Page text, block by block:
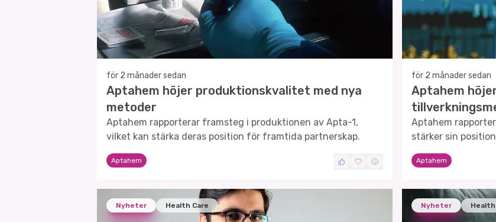
för 2 månader sedan
Aptahem höjer produktionskvalitet med nya
metoder
Aptahem rapporterar framsteg i produktionen av Apta-1,
vilket kan stärka deras position för framtida partnerskap.
Aptahem
för 2 månader sedan
Aptahem
Aptahem
stärker sin
Aptahem
Nyheter Health Care Nyheter Health